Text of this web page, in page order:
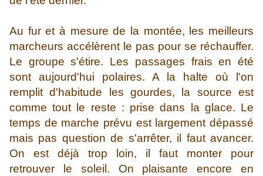
Au fur et à mesure de la montée, les meilleurs
marcheurs accélèrent le pas pour se réchauffer.
Le groupe s'étire. Les passages frais en été
sont aujourd'hui polaires. A la halte où l'on
remplit d'habitude les gourdes, la source est
comme tout le reste : prise dans la glace. Le
temps de marche prévu est largement dépassé
mais pas question de s'arrêter, il faut avancer.
On est déjà trop loin, il faut monter pour
retrouver le soleil. On plaisante encore en